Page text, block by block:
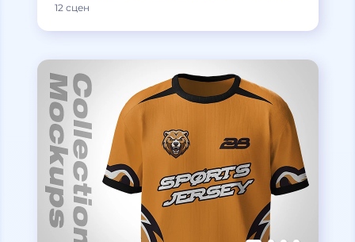
12 сцен